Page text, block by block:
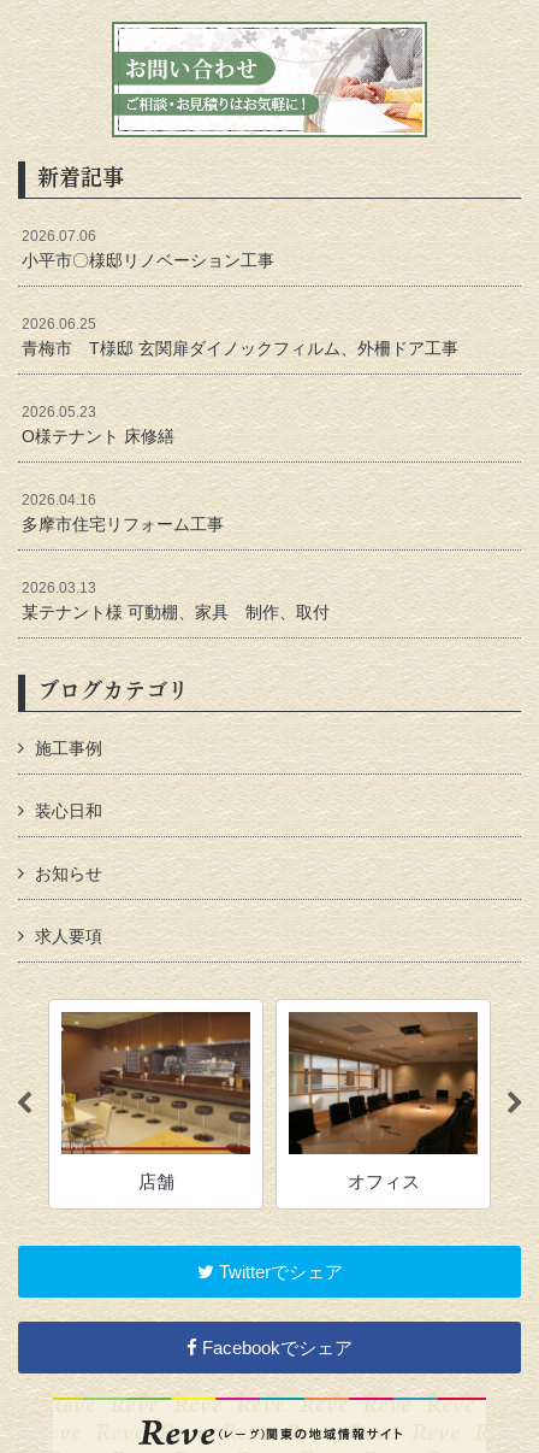
新着記事
2026.07.06
小平市〇様邸リノベーション工事
2026.06.25
青梅市 T様邸 玄関扉ダイノックフィルム、外柵ドア工事
2026.05.23
O様テナント 床修繕
2026.04.16
多摩市住宅リフォーム工事
2026.03.13
某テナント様 可動棚、家具 制作、取付
ブログカテゴリ
施工事例
装心日和
お知らせ
求人要項
店舗 オフィス
Twitterでシェア
Facebookでシェア